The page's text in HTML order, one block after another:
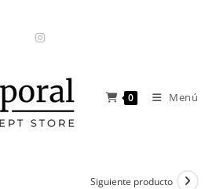
0 Menú
Siguiente producto